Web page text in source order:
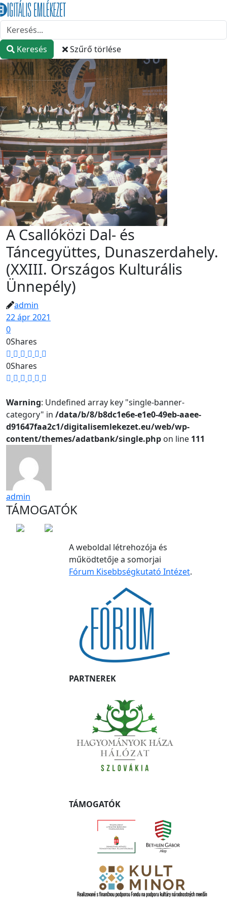
Keresés Szűrő törlése
A Csallóközi Dal- és
Táncegyüttes, Dunaszerdahely.
(XXIII. Országos Kulturális
Ünnepély)
admin
22 ápr 2021
0
0Shares
0Shares
Warning: Undefined array key "single-banner-
category" in /data/b/8/b8dc1e6e-e1e0-49eb-aaee-
d91647faa2c1/digitalisemlekezet.eu/web/wp-
content/themes/adatbank/single.php on line 111
admin
TÁMOGATÓK
A weboldal létrehozója és
működtetője a somorjai
Fórum Kisebbségkutató Intézet.
PARTNEREK
TÁMOGATÓK